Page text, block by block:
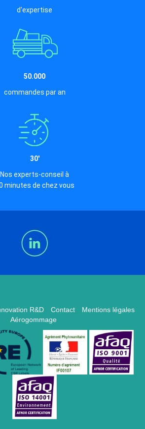
d'expertise
50.000
commandes par an
30'
Nos experts-conseil à
minutes de chez vous
R&D Contact
Mentions légales
Aérogommage